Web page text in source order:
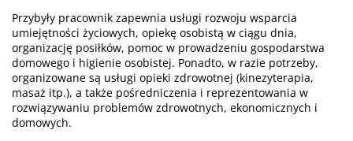
Przybyły pracownik zapewnia usługi rozwoju wsparcia
umiejętności życiowych, opiekę osobistą w ciągu dnia,
organizację posiłków, pomoc w prowadzeniu gospodarstwa
domowego i higienie osobistej. Ponadto, w razie potrzeby,
organizowane są usługi opieki zdrowotnej (kinezyterapia,
masaż itp.), a także pośredniczenia i reprezentowania w
rozwiązywaniu problemów zdrowotnych, ekonomicznych i
domowych.